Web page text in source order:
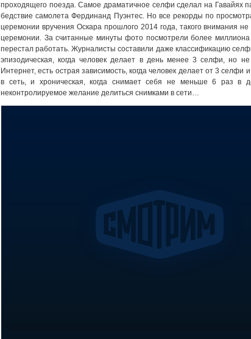
проходящего поезда. Самое драматичное селфи сделал на Гавайях
бедствие самолета Фердинанд Пуэнтес. Но все рекорды по
церемонии вручения Оскара прошлого 2014 года, такого внимания
церемонии. За считанные минуты фото посмотрели более миллиона
перестал работать. Журналисты составили даже классификацию
эпизодическая, когда человек делает в день менее 3 селфи, но
Интернет, есть острая зависимость, когда человек делает от 3 селфи
в сеть, и хроническая, когда снимает себя не меньше 6 раз в
неконтролируемое желание делиться снимками в сети…